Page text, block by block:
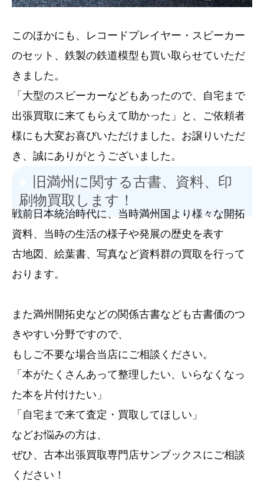
このほかにも、レコードプレイヤー・スピーカー
のセット、鉄製の鉄道模型も買い取らせていただ
きました。
「大型のスピーカーなどもあったので、自宅まで
出張買取に来てもらえて助かった」と、ご依頼者
様にも大変お喜びいただけました。お譲りいただ
き、誠にありがとうございました。
旧満州に関する古書、資料、印
刷物買取します！
戦前日本統治時代に、当時満州国より様々な開拓
資料、当時の生活の様子や発展の歴史を表す
古地図、絵葉書、写真など資料群の買取を行って
おります。
また満州開拓史などの関係古書なども古書価のつ
きやすい分野ですので、
もしご不要な場合当店にご相談ください。
「本がたくさんあって整理したい、いらなくなっ
た本を片付けたい」
「自宅まで来て査定・買取してほしい」
などお悩みの方は、
ぜひ、 古本出張買取専門店サンブックス にご相談
ください！